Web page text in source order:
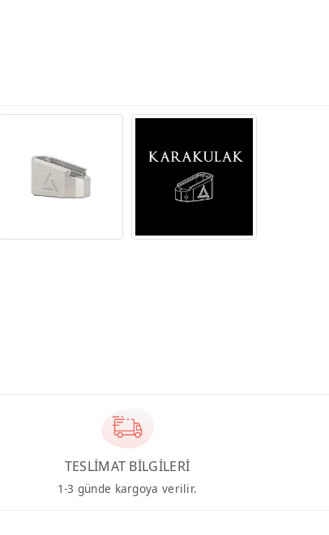
TESLİMAT BİLGİLERİ
1-3 günde kargoya verilir.